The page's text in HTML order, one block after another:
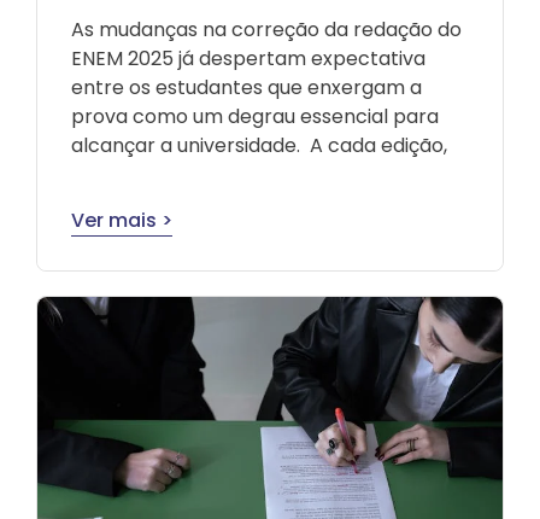
As mudanças na correção da redação do
ENEM 2025 já despertam expectativa
entre os estudantes que enxergam a
prova como um degrau essencial para
alcançar a universidade. A cada edição,
Ver mais >